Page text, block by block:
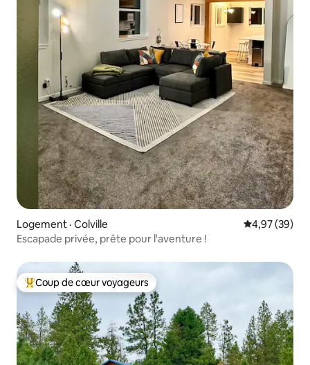
Logement · Colville Note
4,97 (39)
Escapade privée, prête pour l'aventure !
Coup de cœur voyageurs parmi les plus aimés
Coup de cœur voyageurs